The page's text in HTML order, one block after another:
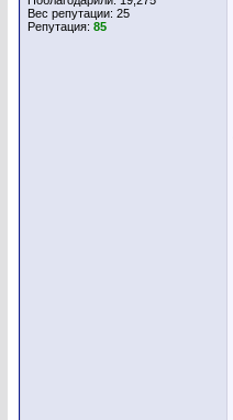
Вес репутации: 25
Репутация: 85